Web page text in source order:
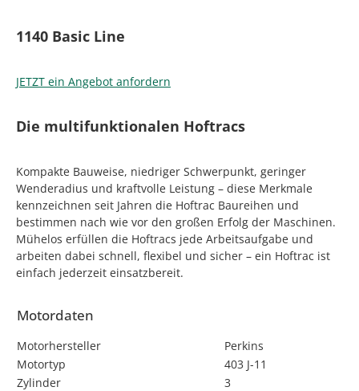
1140 Basic Line
JETZT ein Angebot anfordern
Die multifunktionalen Hoftracs
Kompakte Bauweise, niedriger Schwerpunkt, geringer
Wenderadius und kraftvolle Leistung – diese Merkmale
kennzeichnen seit Jahren die Hoftrac Baureihen und
bestimmen nach wie vor den großen Erfolg der Maschinen.
Mühelos erfüllen die Hoftracs jede Arbeitsaufgabe und
arbeiten dabei schnell, flexibel und sicher – ein Hoftrac ist
einfach jederzeit einsatzbereit.
Motordaten
Motorhersteller
Perkins
Motortyp
403 J-11
Zylinder
3